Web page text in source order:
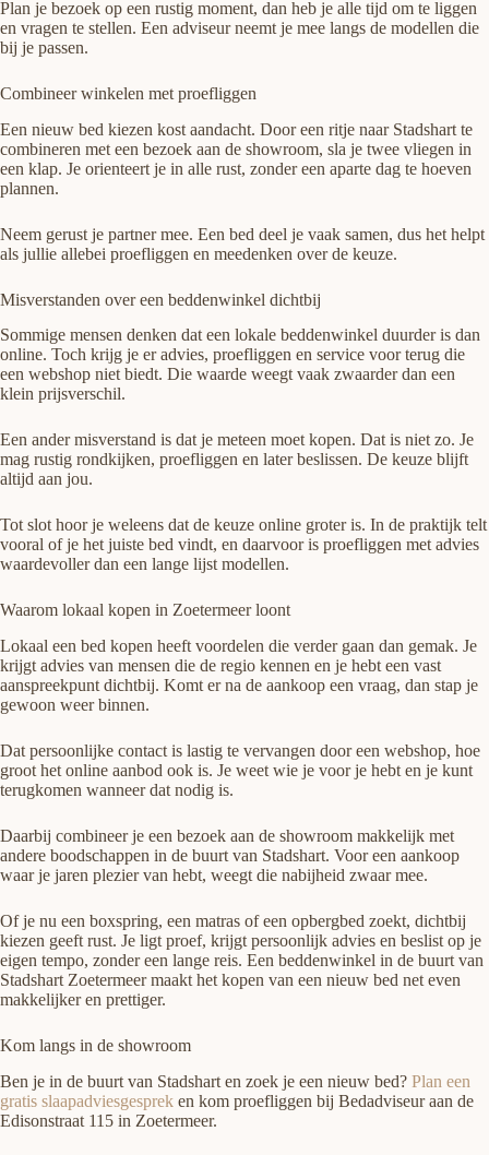
Plan je bezoek op een rustig moment, dan heb je alle tijd om te liggen
en vragen te stellen. Een adviseur neemt je mee langs de modellen die
bij je passen.
Combineer winkelen met proefliggen
Een nieuw bed kiezen kost aandacht. Door een ritje naar Stadshart te
combineren met een bezoek aan de showroom, sla je twee vliegen in
een klap. Je orienteert je in alle rust, zonder een aparte dag te hoeven
plannen.
Neem gerust je partner mee. Een bed deel je vaak samen, dus het helpt
als jullie allebei proefliggen en meedenken over de keuze.
Misverstanden over een beddenwinkel dichtbij
Sommige mensen denken dat een lokale beddenwinkel duurder is dan
online. Toch krijg je er advies, proefliggen en service voor terug die
een webshop niet biedt. Die waarde weegt vaak zwaarder dan een
klein prijsverschil.
Een ander misverstand is dat je meteen moet kopen. Dat is niet zo. Je
mag rustig rondkijken, proefliggen en later beslissen. De keuze blijft
altijd aan jou.
Tot slot hoor je weleens dat de keuze online groter is. In de praktijk telt
vooral of je het juiste bed vindt, en daarvoor is proefliggen met advies
waardevoller dan een lange lijst modellen.
Waarom lokaal kopen in Zoetermeer loont
Lokaal een bed kopen heeft voordelen die verder gaan dan gemak. Je
krijgt advies van mensen die de regio kennen en je hebt een vast
aanspreekpunt dichtbij. Komt er na de aankoop een vraag, dan stap je
gewoon weer binnen.
Dat persoonlijke contact is lastig te vervangen door een webshop, hoe
groot het online aanbod ook is. Je weet wie je voor je hebt en je kunt
terugkomen wanneer dat nodig is.
Daarbij combineer je een bezoek aan de showroom makkelijk met
andere boodschappen in de buurt van Stadshart. Voor een aankoop
waar je jaren plezier van hebt, weegt die nabijheid zwaar mee.
Of je nu een boxspring, een matras of een opbergbed zoekt, dichtbij
kiezen geeft rust. Je ligt proef, krijgt persoonlijk advies en beslist op je
eigen tempo, zonder een lange reis. Een beddenwinkel in de buurt van
Stadshart Zoetermeer maakt het kopen van een nieuw bed net even
makkelijker en prettiger.
Kom langs in de showroom
Ben je in de buurt van Stadshart en zoek je een nieuw bed? Plan een
gratis slaapadviesgesprek en kom proefliggen bij Bedadviseur aan de
Edisonstraat 115 in Zoetermeer.